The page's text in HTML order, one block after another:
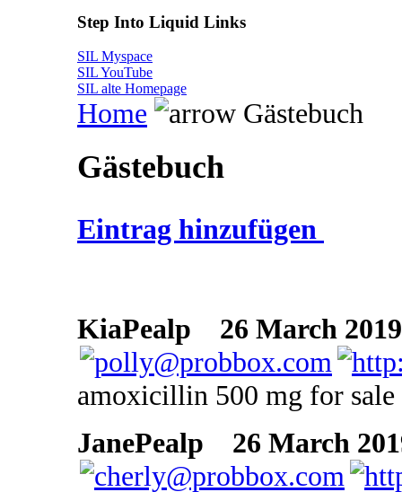
Step Into Liquid Links
SIL Myspace
SIL YouTube
SIL alte Homepage
Home Gästebuch
Gästebuch
Eintrag hinzufügen
KiaPealp 26 March
amoxicillin 500 mg for sale
JanePealp
26 March